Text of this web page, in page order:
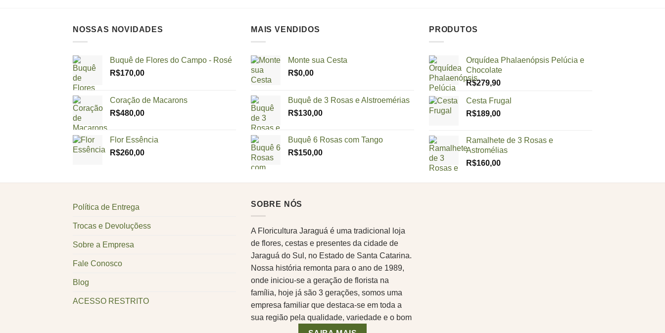
NOSSAS NOVIDADES
Buquê de Flores do Campo - Rosé
R$170,00
Coração de Macarons
R$480,00
Flor Essência
R$260,00
MAIS VENDIDOS
Monte sua Cesta
R$0,00
Buquê de 3 Rosas e Alstroemérias
R$130,00
Buquê 6 Rosas com Tango
R$150,00
PRODUTOS
Orquídea Phalaenópsis Pelúcia e
Chocolate
R$279,90
Cesta Frugal
R$189,00
Ramalhete de 3 Rosas e
Astromélias
R$160,00
Política de Entrega
Trocas e Devoluçõess
Sobre a Empresa
Fale Conosco
Blog
ACESSO RESTRITO
SOBRE NÓS
A Floricultura Jaraguá é uma tradicional loja
de flores, cestas e presentes da cidade de
Jaraguá do Sul, no Estado de Santa Catarina.
Nossa história remonta para o ano de 1989,
onde iniciou-se a geração de florista na
família, hoje já são 3 gerações, somos uma
empresa familiar que destaca-se em toda a
sua região pela qualidade, variedade e o bom